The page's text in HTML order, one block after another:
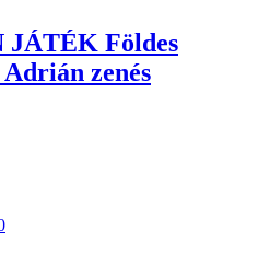
Földes
zenés